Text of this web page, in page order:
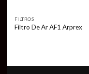
FILTROS
Filtro De Ar AF1 Arprex